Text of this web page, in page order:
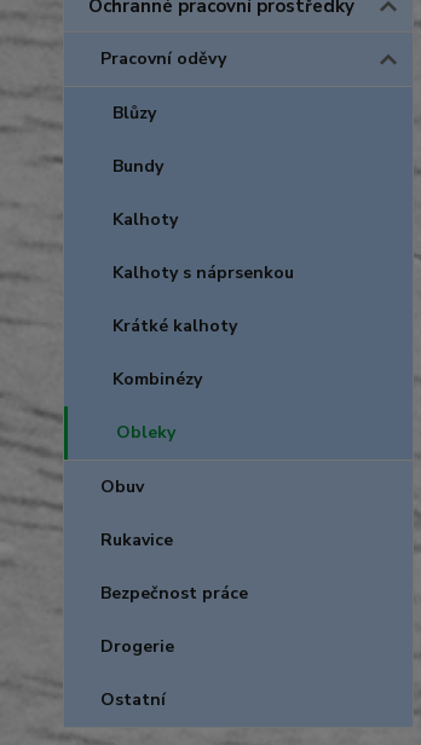
Ochranné pracovní prostředky
Pracovní oděvy
Blůzy
Bundy
Kalhoty
Kalhoty s náprsenkou
Krátké kalhoty
Kombinézy
Obleky
Obuv
Rukavice
Bezpečnost práce
Drogerie
Ostatní